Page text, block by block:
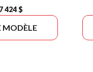
424 $
MODÈLE